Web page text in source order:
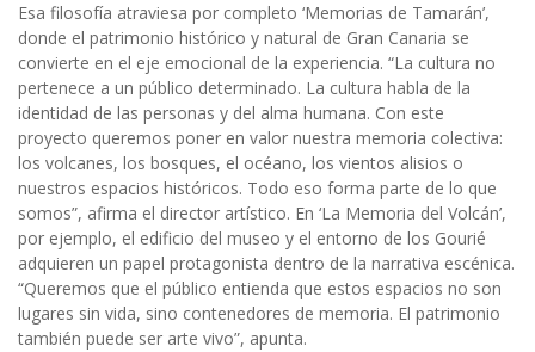
Esa filosofía atraviesa por completo ‘Memorias de Tamarán’,
donde el patrimonio histórico y natural de Gran Canaria se
convierte en el eje emocional de la experiencia. “La cultura no
pertenece a un público determinado. La cultura habla de la
identidad de las personas y del alma humana. Con este
proyecto queremos poner en valor nuestra memoria colectiva:
los volcanes, los bosques, el océano, los vientos alisios o
nuestros espacios históricos. Todo eso forma parte de lo que
somos”, afirma el director artístico. En ‘La Memoria del Volcán’,
por ejemplo, el edificio del museo y el entorno de los Gourié
adquieren un papel protagonista dentro de la narrativa escénica.
“Queremos que el público entienda que estos espacios no son
lugares sin vida, sino contenedores de memoria. El patrimonio
también puede ser arte vivo”, apunta.